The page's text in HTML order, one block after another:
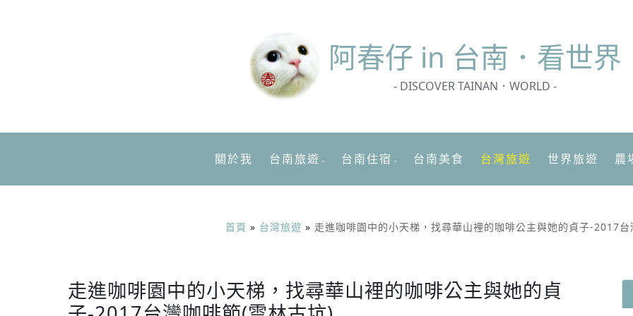
阿春仔 in 台南．看世界
- DISCOVER TAINAN．WORLD -
關於我 台南旅遊 台南住宿 台南美食 台灣旅遊 世界旅遊 農
首頁 » 台灣旅遊 » 走進咖啡園中的小天梯，找尋華山裡的咖啡公主與她的貞子-2017
走進咖啡園中的小天梯，找尋華山裡的咖啡公主與她的貞